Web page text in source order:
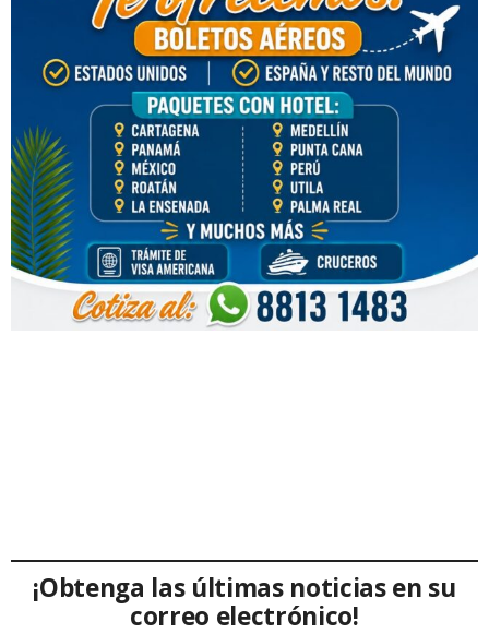
¡Obtenga las últimas noticias en su
correo electrónico!